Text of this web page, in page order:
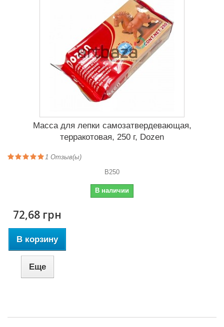
Масса для лепки самозатвердевающая,
терракотовая, 250 г, Dozen
1 Отзыв(ы)
B250
В наличии
72,68 грн
В корзину
Еще